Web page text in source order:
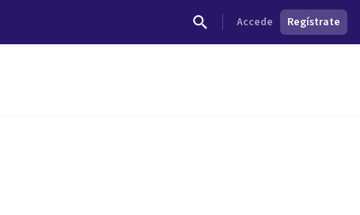
Accede Regístrate